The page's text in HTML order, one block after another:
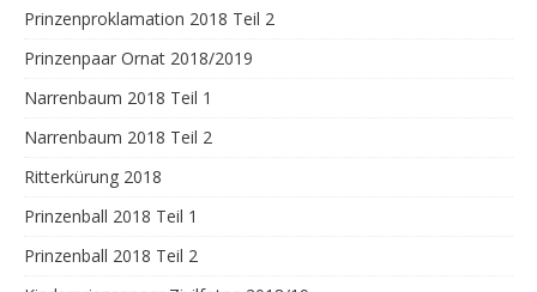
Prinzenproklamation 2018 Teil 2
Prinzenpaar Ornat 2018/2019
Narrenbaum 2018 Teil 1
Narrenbaum 2018 Teil 2
Ritterkürung 2018
Prinzenball 2018 Teil 1
Prinzenball 2018 Teil 2